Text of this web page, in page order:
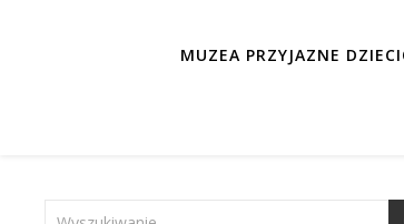
MUZEA PRZYJAZNE